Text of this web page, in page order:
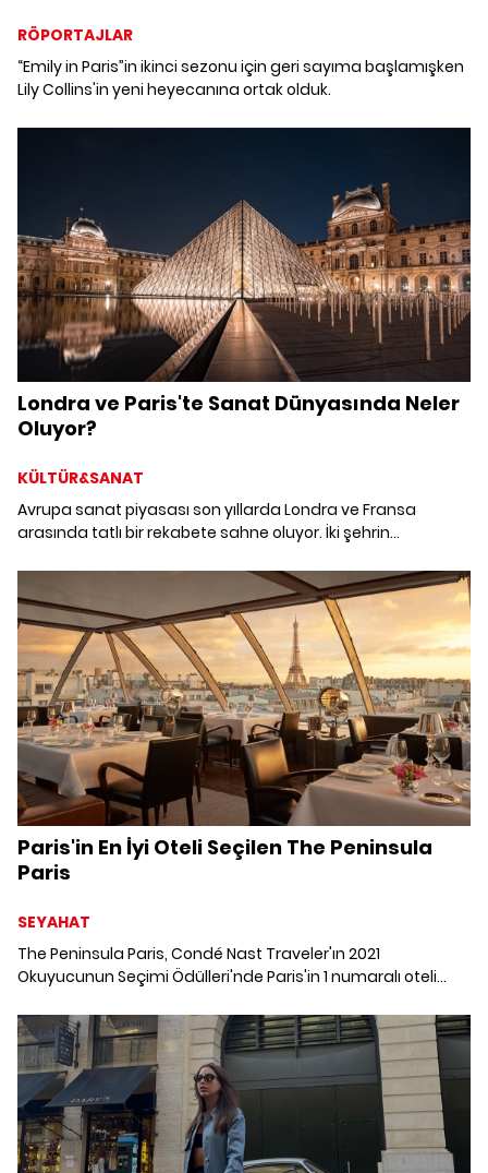
RÖPORTAJLAR
“Emily in Paris”in ikinci sezonu için geri sayıma başlamışken
Lily Collins'in yeni heyecanına ortak olduk.
Londra ve Paris'te Sanat Dünyasında Neler
Oluyor?
KÜLTÜR&SANAT
Avrupa sanat piyasası son yıllarda Londra ve Fransa
arasında tatlı bir rekabete sahne oluyor. İki şehrin
Paris'in En İyi Oteli Seçilen The Peninsula
Paris
SEYAHAT
The Peninsula Paris, Condé Nast Traveler'ın 2021
Okuyucunun Seçimi Ödülleri'nde Paris'in 1 numaralı oteli